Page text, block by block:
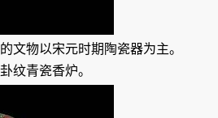
文物以宋元时期陶瓷器为主。
纹青瓷香炉。